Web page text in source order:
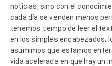
noticias, sino con el
cada día se venden menos
tenemos tiempo de leer el
en los simples encabezados;
asumimos que estamos
vida acelerada en que hay un